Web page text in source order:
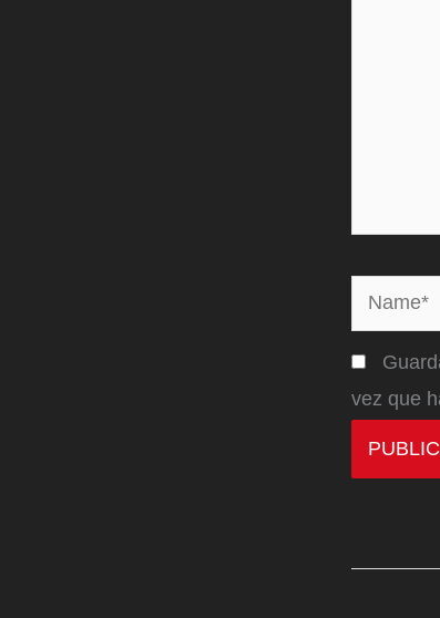
Name*
vez que